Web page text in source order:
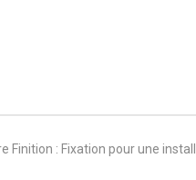
Finition : Fixation pour une